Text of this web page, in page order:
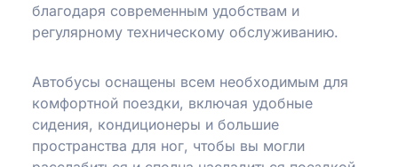
благодаря современным удобствам и
регулярному техническому обслуживанию.
Автобусы оснащены всем необходимым для
комфортной поездки, включая удобные
сидения, кондиционеры и большие
пространства для ног, чтобы вы могли